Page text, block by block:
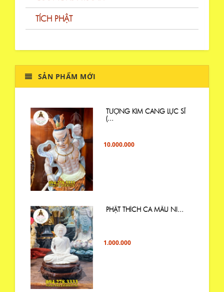
TÍCH PHẬT
SẢN PHẨM MỚI
TƯỢNG KIM CANG LỰC SĨ
(...
10.000.000
PHẬT THÍCH CA MÂU NI...
1.000.000